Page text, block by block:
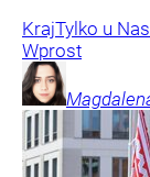
KrajTylko u Nas
Wprost